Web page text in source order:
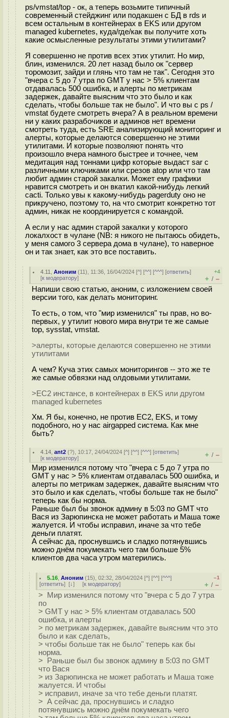
ps/vmstat/top - ок, а теперь возьмите типичный
современный стейджинг или подакшен с БД в rds и
всем остальным в контейнерах в EKS или другом
managed kubernetes, куда/где/как вы получите хоть
какие осмысленные результаты этими утилитами?
Я совершенно не против всех этих утилит. Но мир,
блин, изменился. 20 лет назад было ок "сервер
торомозит, зайди и глянь что там не так". Сегодня это
"вчера с 5 до 7 утра по GMT у нас > 5% клиентам
отдавалась 500 ошибка, и алерты по метрикам
задержек, давайте выясним что это было и как
сделать, чтобы больше так не было". И что вы с ps /
vmstat будете смотреть вчера? А в реальном времени
ни у каких разрабочиков и админов нет времени
смотреть туда, есть SRE анализирующий мониторинг и
алерты, которые делаются совершенно не этими
утилитами. И которые позволяют понять что
произошло вчера намного быстрее и точнее, чем
медитация над тоннами цифр которые выдаст sar с
различными ключиками или срезов atop или что там
любит админ старой закалки. Может ему графики
нравится смотреть и он вкатил какой-нибудь легкий
cacti. Только увы к какому-нибудь pagerduty оно не
прикручено, поэтому то, на что смотрит конкретно тот
админ, никак не координируется с командой.
А если у нас админ старой закалки у которого
локалхост в чулане (NB: я никого не пытаюсь обидеть,
у меня самого 3 сервера дома в чулане), то наверное
он и так знает, как это все поставить.
4.11 ,Аноним (11), 11:36, 16/04/2024 [^] [^^] [^^^] [ответить]
[к модератору]
+4
+ / –
Напиши свою статью, аноним, с изложением своей
версии того, как делать мониторинг.
То есть, о том, что "мир изменился" ты прав, но во-
первых, у утилит нового мира внутри те же самые
top, sysstat, vmstat.
>алерты, которые делаются совершенно не этими
утилитами
А чем? Куча этих самых мониторингов -- это же те
же самые обвязки над олдовыми утилитами.
>EC2 инстансе, в контейнерах в EKS или другом
managed kubernetes
Хм. Я бы, конечно, не против EC2, EKS, и тому
подобного, но у нас airgapped система. Как мне
быть?
4.14 ,ant2 (?), 10:17, 24/04/2024 [^] [^^] [^^^] [ответить]
[к модератору] + / –
Мир изменился потому что "вчера с 5 до 7 утра по
GMT у нас > 5% клиентам отдавалась 500 ошибка, и
алерты по метрикам задержек, давайте выясним что
это было и как сделать, чтобы больше так не было"
теперь как бы норма.
Раньше был бы звонок админу в 5:03 по GMT что
Вася из Зарюпинска не может работать и Маша тоже
жалуется. И чтобы исправил, иначе за что тебе
деньги платят.
А сейчас да, проснувшись и сладко потянувшись
можно днём покумекать чего там больше 5%
клиентов два часа утром матерились.
5.16 ,Аноним (15), 02:32, 28/04/2024 [^] [^^] [^^^]
[ответить] [↓] [к модератору]
–1
+ / –
> Мир изменился потому что "вчера с 5 до 7 утра
по
> GMT у нас > 5% клиентам отдавалась 500
ошибка, и алерты
> по метрикам задержек, давайте выясним что это
было и как сделать,
> чтобы больше так не было" теперь как бы
норма.
> Раньше был бы звонок админу в 5:03 по GMT
что Вася
> из Зарюпинска не может работать и Маша тоже
жалуется. И чтобы
> исправил, иначе за что тебе деньги платят.
> А сейчас да, проснувшись и сладко
потянувшись можно днём покумекать чего